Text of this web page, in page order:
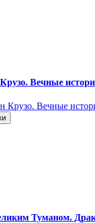
Вечные
Туманом.